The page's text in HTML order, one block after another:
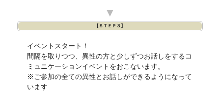
▼
【ＳＴＥＰ３】
イベントスタート！
間隔を取りつつ、異性の方と少しずつお話しをするコ
ミュニケーションイベントをおこないます。
※ご参加の全ての異性とお話しができるようになって
います